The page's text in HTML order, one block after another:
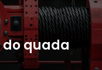
quada